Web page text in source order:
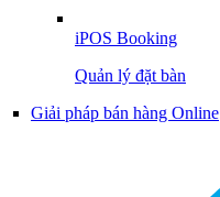
iPOS Booking
Quản lý đặt bàn
Giải pháp bán hàng Online